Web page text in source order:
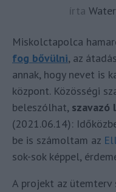
írta
Miskolctapolca
fog bővülni, az
annak, hogy nevet is
központ. Közösségi
beleszólhat, szavazó
(2021.06.14):
be is számoltam az
sok-sok képpel,
A projekt az